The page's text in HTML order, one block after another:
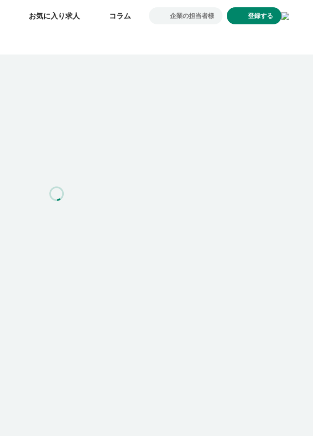
お気に入り求人 コラム 企業の担当者様 登録する
お気に入り求人 コラム 企業の担当者様 登録する